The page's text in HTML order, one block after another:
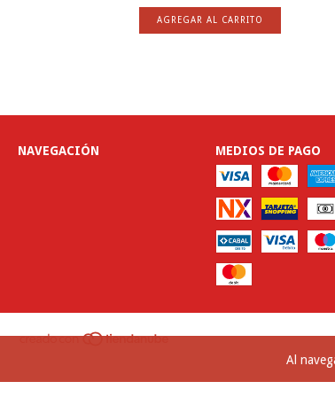
Al
AGREGAR AL CARRITO
NAVEGACIÓN MEDIOS DE PAGO